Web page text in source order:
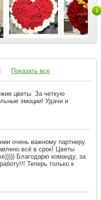
| Показать все
цветы. За четкую
эмоции! Удачи и
очень важному партнеру.
всё в срок! Цветы
Благодарю команду, за
Теперь только к